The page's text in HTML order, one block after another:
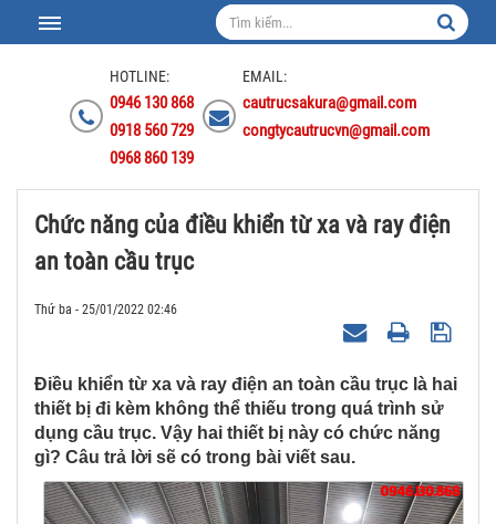
HOTLINE:
0946 130 868
0918 560 729
0968 860 139
EMAIL:
cautrucsakura@gmail.com
congtycautrucvn@gmail.com
Chức năng của điều khiển từ xa và ray điện
an toàn cầu trục
Thứ ba - 25/01/2022 02:46
Điều khiển từ xa và ray điện an toàn cầu trục là hai
thiết bị đi kèm không thể thiếu trong quá trình sử
dụng cầu trục. Vậy hai thiết bị này có chức năng
gì? Câu trả lời sẽ có trong bài viết sau.